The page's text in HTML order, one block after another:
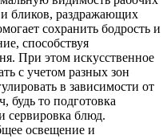
и бликов, раздражающих
сохранить бодрость и
способствуя
При этом искусственное
с учетом разных зон
в зависимости от
будь то подготовка
сервировка блюд.
освещение и